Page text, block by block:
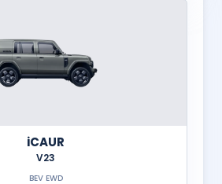
iCAUR
V23
BEV EWD